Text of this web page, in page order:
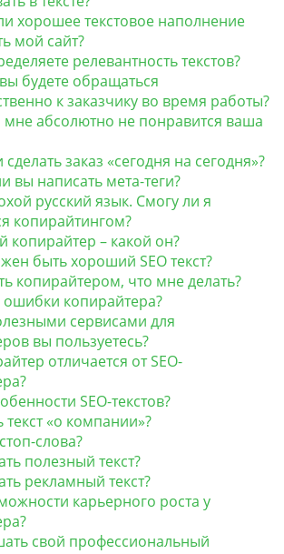
хорошее текстовое наполнение
мой сайт?
релевантность текстов?
будете обращаться
к заказчику во время работы?
мне абсолютно не понравится ваша
заказ «сегодня на сегодня»?
вы написать мета-теги?
русский язык. Смогу ли я
копирайтингом?
копирайтер – какой он?
быть хороший SEO текст?
копирайтером, что мне делать?
копирайтера?
сервисами для
вы пользуетесь?
отличается от SEO-
SEO-текстов?
текст «о компании»?
слова?
полезный текст?
рекламный текст?
карьерного роста у
свой профессиональный